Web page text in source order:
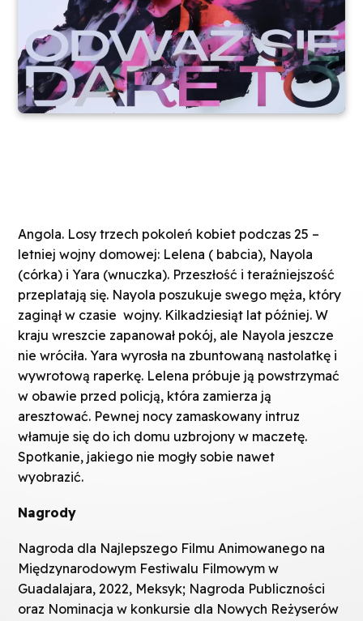
Angola. Losy trzech pokoleń kobiet podczas 25 –
letniej wojny domowej: Lelena ( babcia), Nayola
(córka) i Yara (wnuczka). Przeszłość i teraźniejszość
przeplatają się. Nayola poszukuje swego męża, który
zaginął w czasie wojny. Kilkadziesiąt lat później. W
kraju wreszcie zapanował pokój, ale Nayola jeszcze
nie wróciła. Yara wyrosła na zbuntowaną nastolatkę i
wywrotową raperkę. Lelena próbuje ją powstrzymać
w obawie przed policją, która zamierza ją
aresztować. Pewnej nocy zamaskowany intruz
włamuje się do ich domu uzbrojony w maczetę.
Spotkanie, jakiego nie mogły sobie nawet
wyobrazić.
Nagrody
Nagroda dla Najlepszego Filmu Animowanego na
Międzynarodowym Festiwalu Filmowym w
Guadalajara, 2022, Meksyk; Nagroda Publiczności
oraz Nominacja w konkursie dla Nowych Reżyserów